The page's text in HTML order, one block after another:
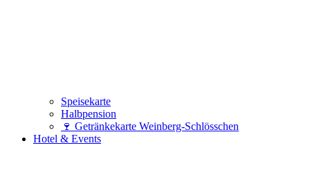
Speisekarte
Halbpension
🍷 Getränkekarte Weinberg-Schlösschen
Hotel & Events